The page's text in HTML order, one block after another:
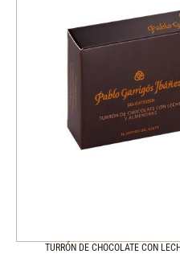
TURRÓN DE CHOCOLATE CON